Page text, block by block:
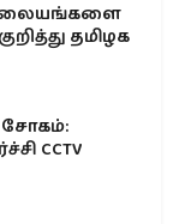
தமிழக
சோகம்:
CCTV